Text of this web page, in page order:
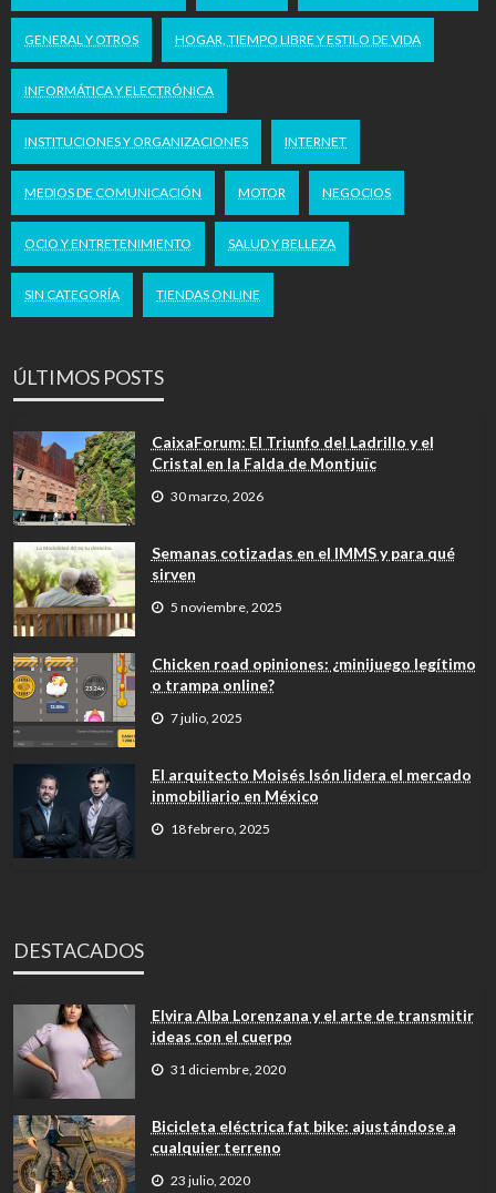
GENERAL Y OTROS HOGAR, TIEMPO LIBRE Y ESTILO DE VIDA
INFORMÁTICA Y ELECTRÓNICA
INSTITUCIONES Y ORGANIZACIONES INTERNET
MEDIOS DE COMUNICACIÓN MOTOR NEGOCIOS
OCIO Y ENTRETENIMIENTO SALUD Y BELLEZA
SIN CATEGORÍA TIENDAS ONLINE
ÚLTIMOS POSTS
CaixaForum: El Triunfo del Ladrillo y el
Cristal en la Falda de Montjuïc
30 marzo, 2026
Semanas cotizadas en el IMMS y para qué
sirven
5 noviembre, 2025
Chicken road opiniones: ¿minijuego legítimo
o trampa online?
7 julio, 2025
El arquitecto Moisés Isón lidera el mercado
inmobiliario en México
18 febrero, 2025
DESTACADOS
Elvira Alba Lorenzana y el arte de transmitir
ideas con el cuerpo
31 diciembre, 2020
Bicicleta eléctrica fat bike: ajustándose a
cualquier terreno
23 julio, 2020